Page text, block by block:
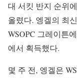
대 서킷 반지 순위
올렸다. 엥겔의 최
WSOPC 그레이튼
에서 획득했다.
몇 주 전, 엥겔은